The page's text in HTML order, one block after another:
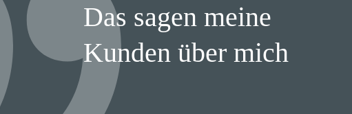
Das sagen meine
Kunden über mich